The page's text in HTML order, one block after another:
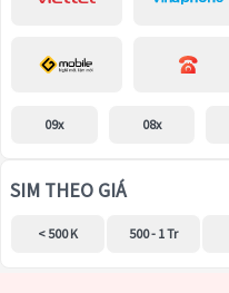
09x 08x
SIM THEO GIÁ
< 500 K 500 - 1 Tr